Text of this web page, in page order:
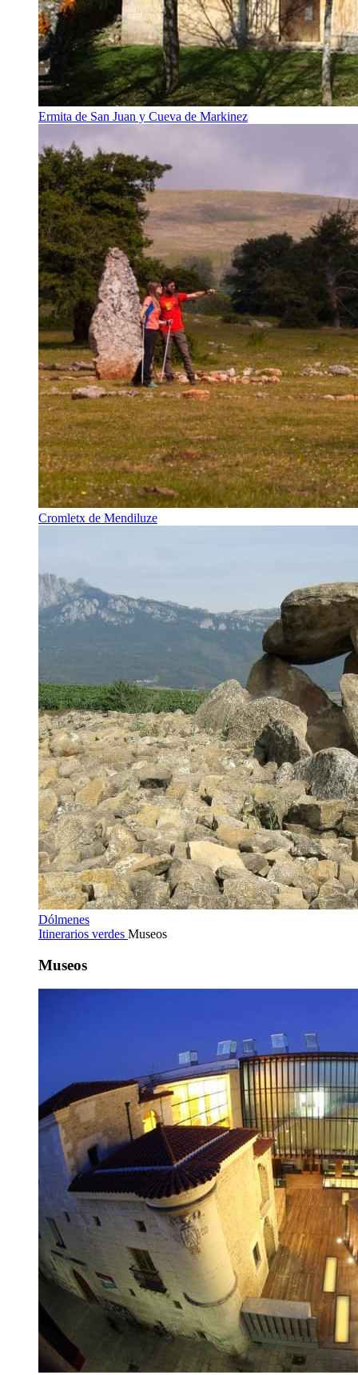
Ermita de San Juan y Cueva de Markinez
Cromletx de Mendiluze
Dólmenes
Itinerarios verdes Museos
Museos